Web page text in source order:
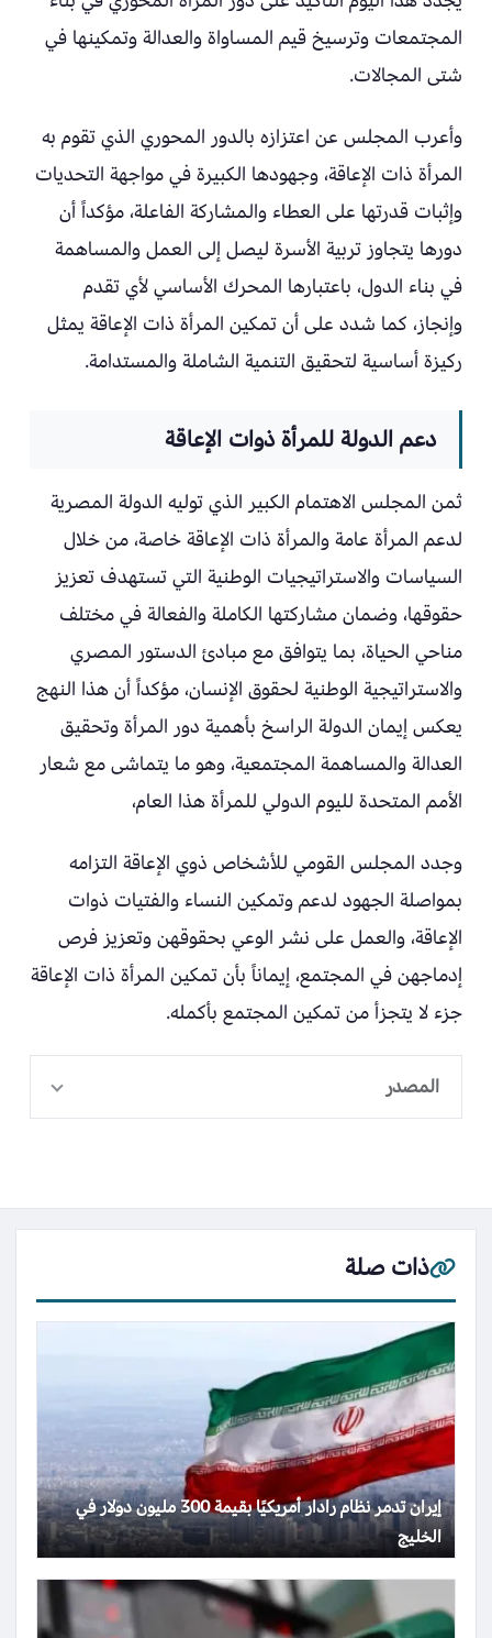
المجتمعات وترسيخ قيم المساواة والعدالة وتمكينها في
شتى المجالات.
وأعرب المجلس عن اعتزازه بالدور المحوري الذي تقوم به
المرأة ذات الإعاقة، وجهودها الكبيرة في مواجهة التحديات
وإثبات قدرتها على العطاء والمشاركة الفاعلة، مؤكداً أن
دورها يتجاوز تربية الأسرة ليصل إلى العمل والمساهمة
في بناء الدول، باعتبارها المحرك الأساسي لأي تقدم
وإنجاز، كما شدد على أن تمكين المرأة ذات الإعاقة يمثل
ركيزة أساسية لتحقيق التنمية الشاملة والمستدامة.
دعم الدولة للمرأة ذوات الإعاقة
ثمن المجلس الاهتمام الكبير الذي توليه الدولة المصرية
لدعم المرأة عامة والمرأة ذات الإعاقة خاصة، من خلال
السياسات والاستراتيجيات الوطنية التي تستهدف تعزيز
حقوقها، وضمان مشاركتها الكاملة والفعالة في مختلف
مناحي الحياة، بما يتوافق مع مبادئ الدستور المصري
والاستراتيجية الوطنية لحقوق الإنسان، مؤكداً أن هذا النهج
يعكس إيمان الدولة الراسخ بأهمية دور المرأة وتحقيق
العدالة والمساهمة المجتمعية، وهو ما يتماشى مع شعار
الأمم المتحدة لليوم الدولي للمرأة هذا العام،
وجدد المجلس القومي للأشخاص ذوي الإعاقة التزامه
بمواصلة الجهود لدعم وتمكين النساء والفتيات ذوات
الإعاقة، والعمل على نشر الوعي بحقوقهن وتعزيز فرص
إدماجهن في المجتمع، إيماناً بأن تمكين المرأة ذات الإعاقة
جزء لا يتجزأ من تمكين المجتمع بأكمله.
المصدر
ذات صلة
إيران تدمر نظام رادار أمريكيًا بقيمة 300 مليون دولار في
الخليج